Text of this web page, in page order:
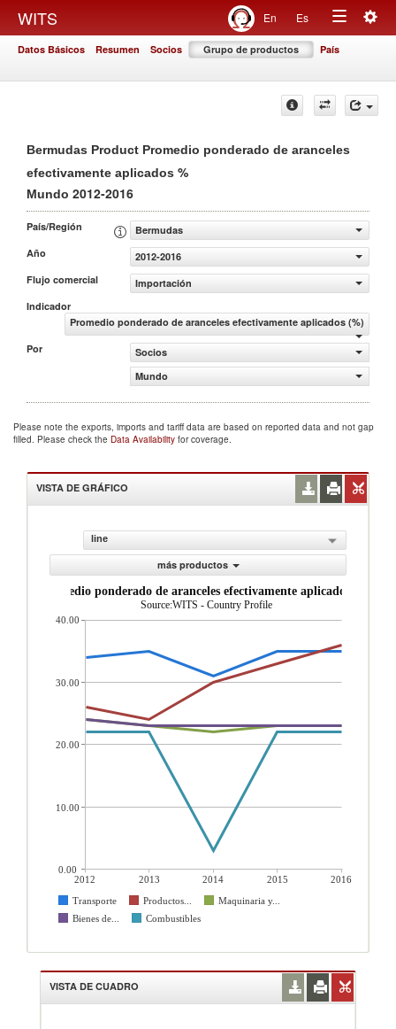
WITS En Es
Toggle
Datos Básicos Resumen Socios Grupo de productos País
Bermudas Product Promedio ponderado de aranceles
efectivamente aplicados %
Mundo 2012-2016
País/Región
Bermudas
Año
2012-2016
Flujo comercial
Importación
Indicador
Promedio ponderado de aranceles efectivamente aplicados (%)
Por
Socios
Mundo
Please note the exports, imports and tariff data are based on reported data and not gap
filled. Please check the Data Availability for coverage.
VISTA DE GRÁFICO
line
más productos
Source:WITS - Country Profile
2012 2013 2014 2015
2016
Transporte
Productos...
Maquinaria y...
Bienes de...
Combustibles
40.00
30.00
20.00
10.00
0.00
VISTA DE CUADRO